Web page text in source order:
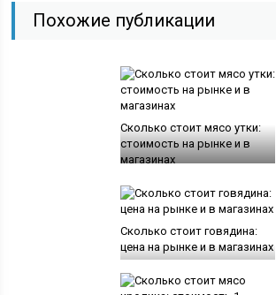
Похожие публикации
Сколько стоит мясо утки:
стоимость на рынке и в
магазинах
Сколько стоит говядина:
цена на рынке и в магазинах